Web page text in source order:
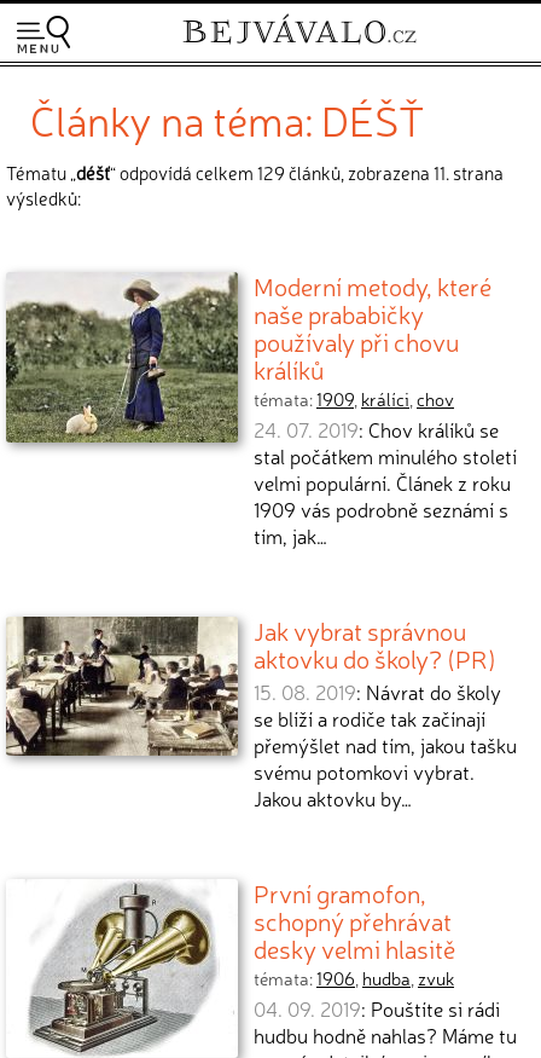
Články na téma: DÉŠŤ
Tématu „déšť“ odpovídá celkem 129 článků, zobrazena 11. strana
výsledků:
Moderní metody, které
naše prababičky
používaly při chovu
králíků
témata:1909, králíci,chov
24. 07. 2019: Chov králíků se
stal počátkem minulého století
velmi populární. Článek z roku
1909 vás podrobně seznámí s
tím, jak…
Jak vybrat správnou
aktovku do školy? (PR)
15. 08. 2019: Návrat do školy
se blíží a rodiče tak začínají
přemýšlet nad tím, jakou tašku
svému potomkovi vybrat.
Jakou aktovku by…
První gramofon,
schopný přehrávat
desky velmi hlasitě
témata:1906, hudba, zvuk
04. 09. 2019: Pouštíte si rádi
hudbu hodně nahlas? Máme tu